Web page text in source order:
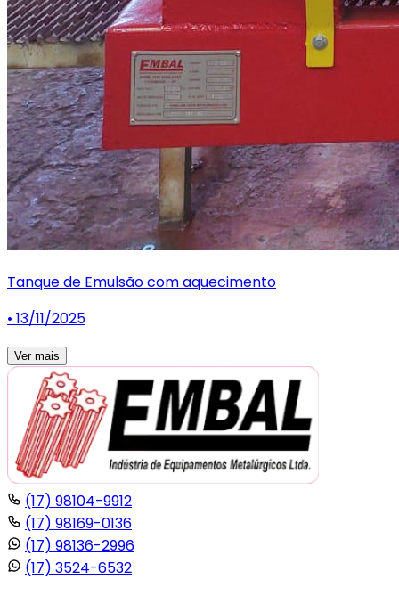
Tanque de Emulsão com aquecimento
• 13/11/2025
Ver mais
(17) 98104-9912
(17) 98169-0136
(17) 98136-2996
(17) 3524-6532